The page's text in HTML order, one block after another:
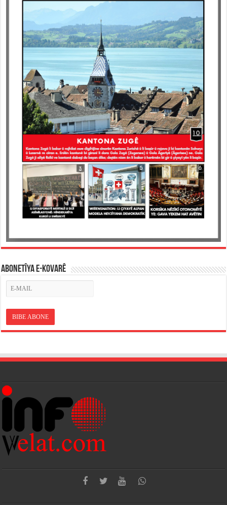
ABONETÎYA E-KOVARÊ